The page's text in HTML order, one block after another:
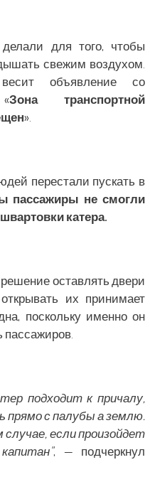
для того, чтобы
свежим воздухом.
объявление со
Зона транспортной
».
перестали пускать в
пассажиры не смогли
катера.
оставлять двери
их принимает
поскольку именно он
пассажиров.
подходит к причалу,
с палубы а землю.
если произойдет
, — подчеркнул